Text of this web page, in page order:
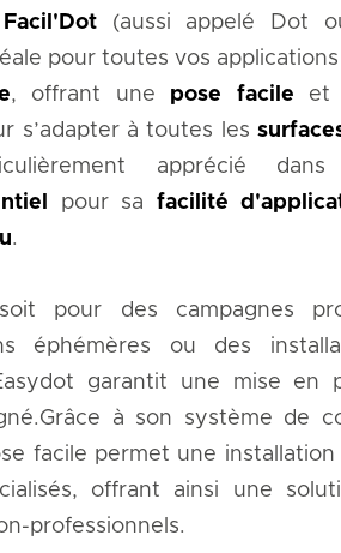
(aussi appelé Dot
pour toutes vos
, offrant une pose facile et
s’adapter à toutes les
apprécié
pour sa facilité
.
pour des campagnes
éphémères ou des
garantit une mise en
à son système de
facile permet une installation
offrant ainsi une
professionnels.